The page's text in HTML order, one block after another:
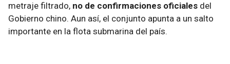
metraje filtrado, no de confirmaciones oficiales del
Gobierno chino. Aun así, el conjunto apunta a un salto
importante en la flota submarina del país.